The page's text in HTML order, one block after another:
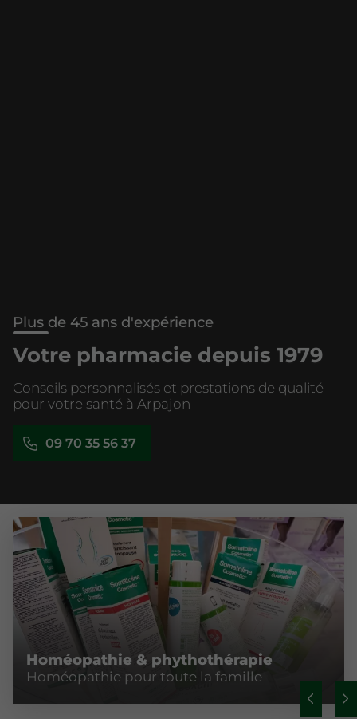
Plus de 45 ans d'expérience
Votre pharmacie depuis 1979
Conseils personnalisés et prestations de qualité
pour votre santé à Arpajon
09 70 35 56 37
Homéopathie & phythothérapie
Homéopathie pour toute la famille